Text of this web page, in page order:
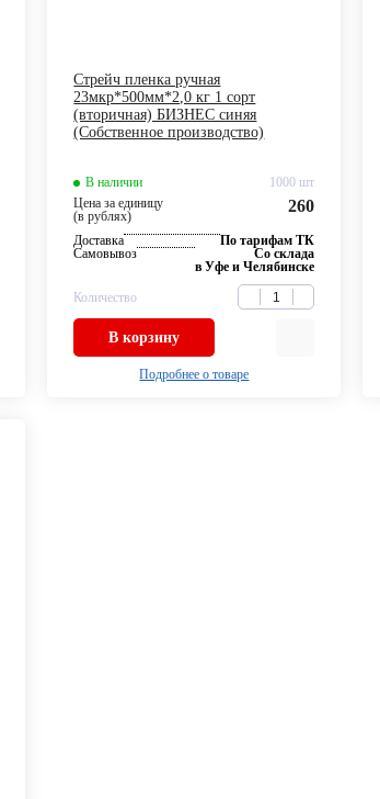
Стрейч пленка ручная
23мкр*500мм*2,0 кг 1 сорт
(вторичная) БИЗНЕС синяя
(Собственное производство)
В наличии
1000 шт
Цена за единицу
(в рублях)
260
Доставка
По тарифам ТК
Самовывоз
Со склада
в Уфе и Челябинске
Количество
В корзину
Подробнее о товаре